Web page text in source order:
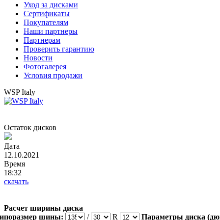
Уход за дисками
Сертификаты
Покупателям
Наши партнеры
Партнерам
Проверить гарантию
Новости
Фотогалерея
Условия продажи
WSP Italy
Остаток дисков
Дата
12.10.2021
Время
18:32
скачать
Расчет ширины диска
шины:
/ R Параметры диска